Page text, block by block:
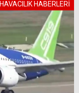
HAVACILIK HABERLERİ